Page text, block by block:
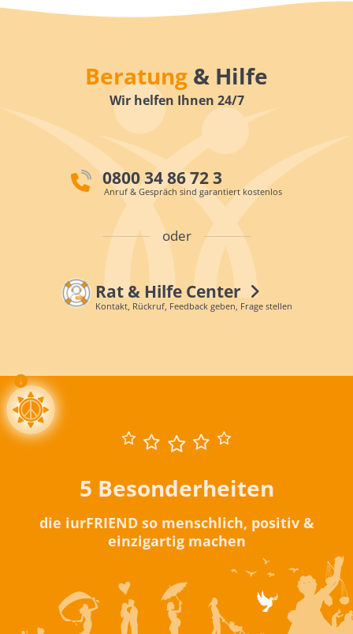
Beratung & Hilfe
Wir helfen Ihnen 24/7
0800 34 86 72 3
Anruf & Gespräch sind garantiert kostenlos
oder
Rat & Hilfe Center
Kontakt, Rückruf, Feedback geben, Frage stellen
5 Besonderheiten
die iurFRIEND so menschlich, positiv &
einzigartig machen